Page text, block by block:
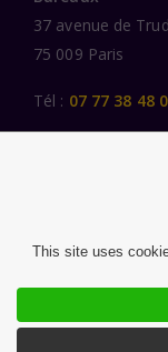
37 avenue de
75 009 Paris
Tél : 07 77 38 48
DES FEMMES ET
This site uses